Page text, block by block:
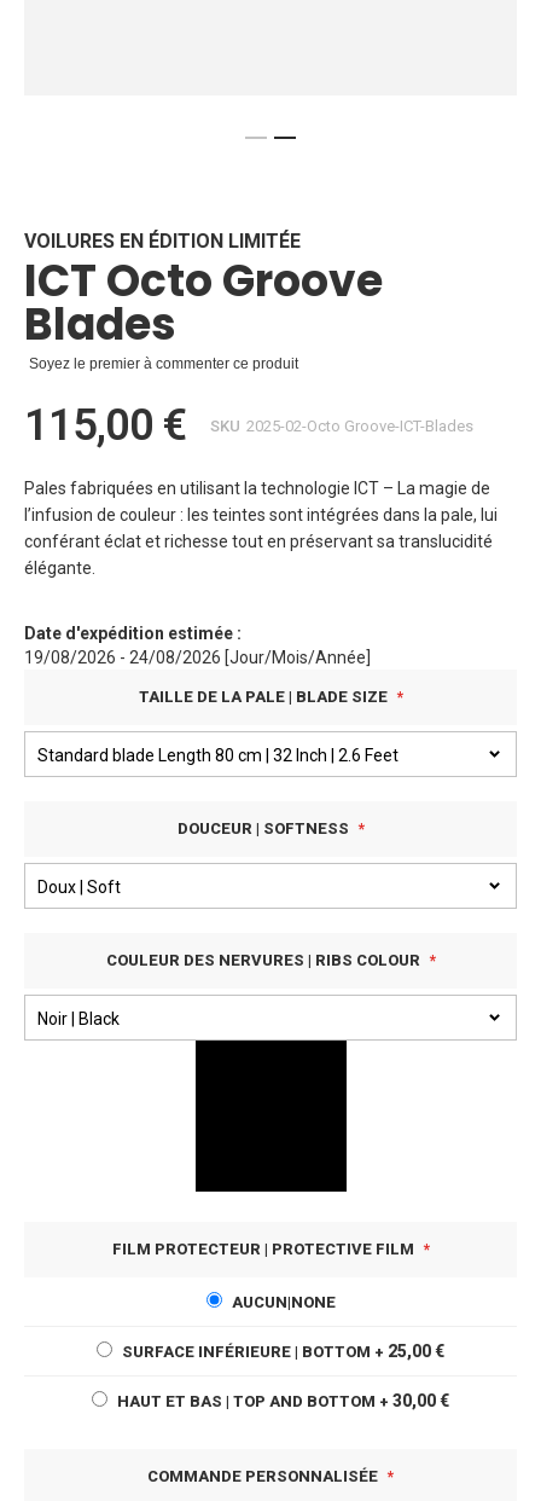
beginning
of
the
images
gallery
VOILURES EN ÉDITION LIMITÉE
ICT Octo Groove
Blades
Soyez le premier à commenter ce produit
115,00 € SKU 2025-02-Octo Groove-ICT-Blades
Pales fabriquées en utilisant la technologie ICT – La magie de
l’infusion de couleur : les teintes sont intégrées dans la pale, lui
conférant éclat et richesse tout en préservant sa translucidité
élégante.
Date d'expédition estimée :
19/08/2026 - 24/08/2026 [Jour/Mois/Année]
TAILLE DE LA PALE | BLADE SIZE
DOUCEUR | SOFTNESS
COULEUR DES NERVURES | RIBS COLOUR
FILM PROTECTEUR | PROTECTIVE FILM
AUCUN|NONE
SURFACE INFÉRIEURE | BOTTOM + 25,00 €
HAUT ET BAS | TOP AND BOTTOM + 30,00 €
COMMANDE PERSONNALISÉE